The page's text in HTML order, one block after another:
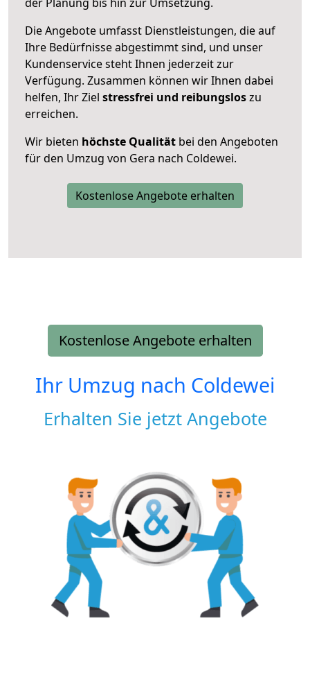
Die Angebote umfasst Dienstleistungen, die auf
Ihre Bedürfnisse abgestimmt sind, und unser
Kundenservice steht Ihnen jederzeit zur
Verfügung. Zusammen können wir Ihnen dabei
helfen, Ihr Ziel stressfrei und reibungsloszu
erreichen.
Wir bieten höchste Qualität bei den Angeboten
für den Umzug von Gera nach Coldewei.
Kostenlose Angebote erhalten
Kostenlose Angebote erhalten
Ihr Umzug nach Coldewei
Erhalten Sie jetzt Angebote